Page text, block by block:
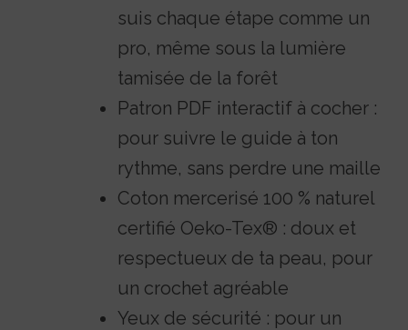
suis chaque étape comme un
pro, même sous la lumière
tamisée de la forêt
Patron PDF interactif à cocher :
pour suivre le guide à ton
rythme, sans perdre une maille
Coton mercerisé 100 % naturel
certifié Oeko-Tex® : doux et
respectueux de ta peau, pour
un crochet agréable
Yeux de sécurité : pour un